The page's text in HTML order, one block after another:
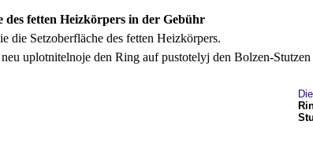
des fetten Heizkörpers in der Gebühr
die Setzoberfläche des fetten Heizkörpers.
uplotnitelnoje den Ring auf pustotelyj den Bolzen-Stutzen